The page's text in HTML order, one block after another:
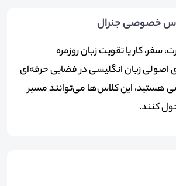
خصوصی جنرال
سفر، کار یا تقویت زبان روزمره
اصولی زبان انگلیسی در فضایی حرفه‌ای
هستید، این کلاس‌ها می‌توانند مسیر
کنند.